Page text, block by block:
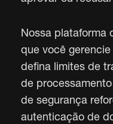
Nossa plataforma
que você
defina limites de
de
de segurança
autenticação de